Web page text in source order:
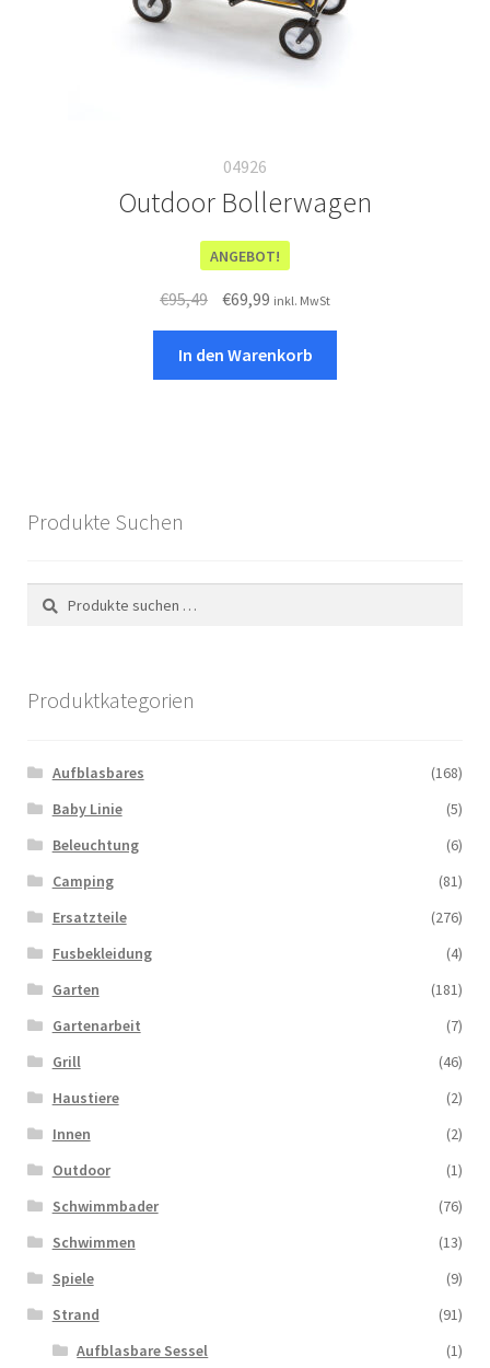
werden
04926
Outdoor Bollerwagen
ANGEBOT!
€95,49
Ursprünglicher
Preis
war:
€95,49
€69,99Aktueller
Preis
ist:
€69,99.
inkl. MwSt
In den Warenkorb
Produkte Suchen
Suchen
nach:
Suchen
Produktkategorien
Aufblasbares
(168)
Baby Linie
(5)
Beleuchtung
(6)
Camping
(81)
Ersatzteile
(276)
Fusbekleidung
(4)
Garten
(181)
Gartenarbeit
(7)
Grill
(46)
Haustiere
(2)
Innen
(2)
Outdoor
(1)
Schwimmbader
(76)
Schwimmen
(13)
Spiele
(9)
Strand
(91)
Aufblasbare Sessel
(1)